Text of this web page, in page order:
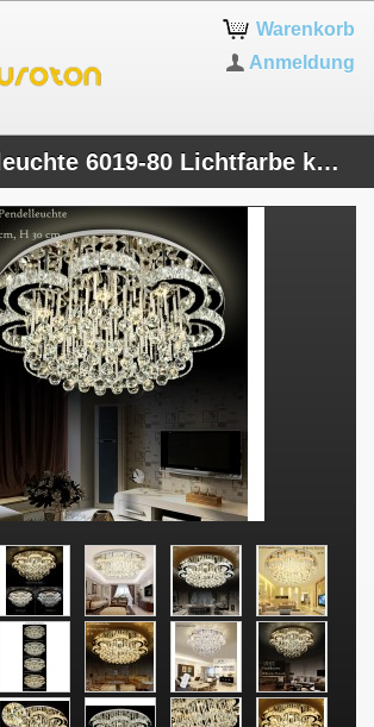
Warenkorb
Anmeldung
LED Pendelleuchte 6019-80 Lichtfarbe kaltweiß ,neutralweiß ,kaltweiß wechselbar. Kristall K9. A+